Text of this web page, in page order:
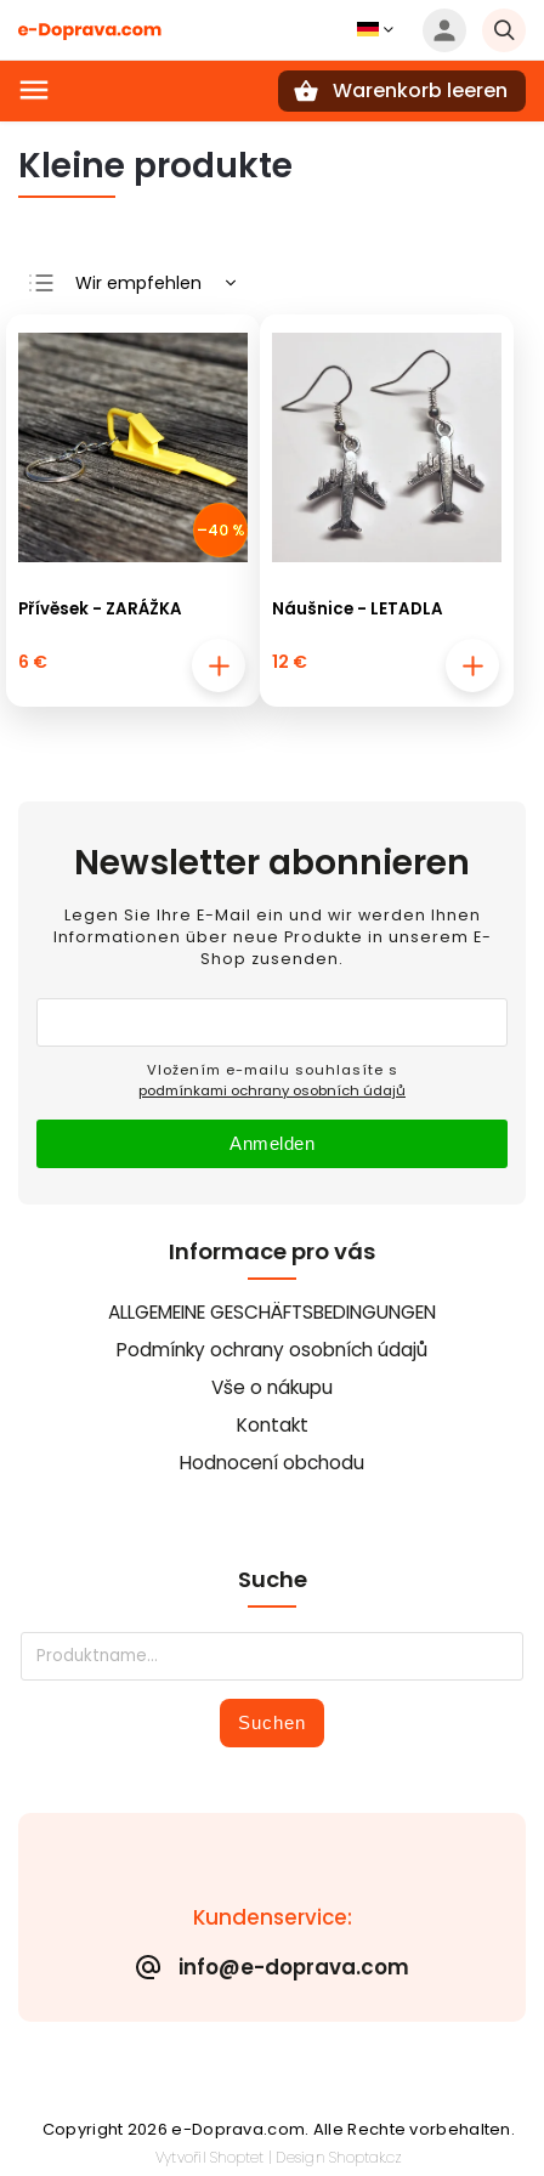
Warenkorb leeren
Kleine produkte
Wir empfehlen
Teuerste
Meistverkauft
Alphabetisch
–40 %
Přívěsek - ZARÁŽKA
6 €
Náušnice - LETADLA
12 €
Kundenservice:
info@e-doprava.com
Informace pro vás
ALLGEMEINE GESCHÄFTSBEDINGUNGEN
Podmínky ochrany osobních údajů
Vše o nákupu
Kontakt
Hodnocení obchodu
Newsletter abonnieren
Legen Sie Ihre E-Mail ein und wir werden Ihnen
Informationen über neue Produkte in unserem E-
Shop zusenden.
podmínkami ochrany osobních údajů
Anmelden
Suche
Suchen
Copyright 2026e-Doprava.com. Alle Rechte vorbehalten.
VytvořilShoptet | DesignShoptak.cz